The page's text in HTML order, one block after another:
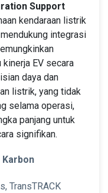
Support
kendaraan listrik
integrasi
kinerja EV secara
daya dan
listrik, yang tidak
selama operasi,
panjang untuk
signifikan.
Karbon
TransTRACK